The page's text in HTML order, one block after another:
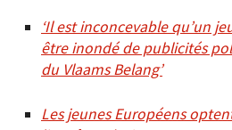
‘Il est inconcevable qu’un
être inondé de publicités
du Vlaams Belang’
Les jeunes Européens